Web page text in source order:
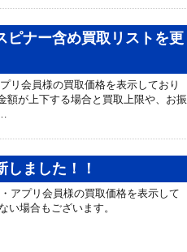
ピナー含め買取リストを更
リ会員様の買取価格を表示しており
額が上下する場合と買取上限や、お振
ました！！
アプリ会員様の買取価格を表示して
い場合もございます。